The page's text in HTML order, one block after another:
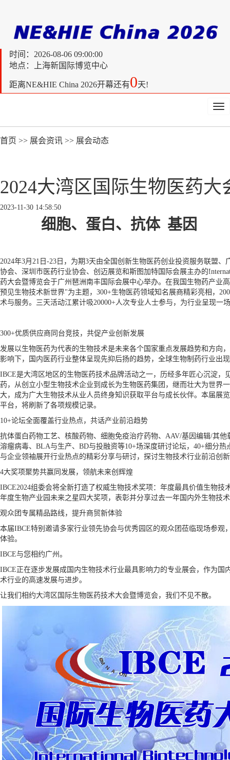
时间： 2026-08-06 09:00:00
地点：上海新国际博览中心
距离NE&HIE China 2026开幕还有0天!
首页 >> 展会资讯 >> 展会动态
2024大湾区国际生物医药大
2023-11-30 14:58:50
细胞、蛋白、抗体 基因
2024年3月21日-23日，为期3天由全国创新生物医药创业投资服务联盟
协会、深圳市医药行业协会、创迈展览和斯图加特国际会展主办的
药大会暨博览会于广州琶洲南丰国际会展中心举办。在我国生物药产业
预见生物技术新世界"为主题，300+生物医药领域知名展商精彩亮相，
术与服务。三天活动江累计吸20000+人次专业人士参与，为行业呈现一
300+优质供应商同台竞技，共促产业创新发展
发展以生物医药为代表的生物技术是未来各个国家重点发展趋势和方向
影响下，国内医药行业整体呈现先抑后扬的趋势，全球生物制药行业出
IBCE是大湾区地区的生物医药技术品牌活动之一，历经多年匠心沉淀
药，从创立小型生物技术企业到成长为生物医药集团，继而壮大为世界
大，成为广大生物技术从业人员终身知识获取平台与成长伙伴。本届展
平台，将刷新了各项规模记录。
10+论坛全面覆盖行业热点，共话产业前沿趋势
抗体蛋白药物工艺、核酸药物、细胞免疫治疗药物、AAV/基因编辑/其
溶瘤病毒、BLA与生产、BD与投融资等10+场深度研讨论坛，40+细分
与企业领袖展开行业热点的精彩分享与研讨，探讨生物技术行业前沿创
4大奖项聚势共赢同发展，领航未来创辉煌
IBCE2024组委会将全新打造了权威生物技术奖项：年度最具价值生物
年度生物产业园未来之星四大奖项，表彰并分享过去一年国内外生物技
观众团专属精品路线，提升商贸新体验
本届IBCE特别邀请多家行业领先协会与优秀园区的观众团莅临现场参
体验。
IBCE与您相约广州。
IBCE正在逐步发展成国内生物技术行业最具影响力的专业展会，作为
术行业的高速发展与进步。
让我们相约大湾区国际生物医药技术大会暨博览会，我们不见不散。